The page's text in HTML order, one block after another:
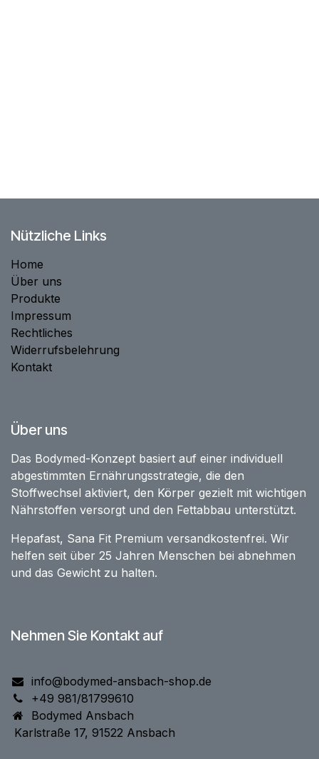
Nützliche Links
Home
Über uns
Produkte
Impressum
Rechtliches
Widerrufsbelehrung
Kontakt
Über uns
Das Bodymed-Konzept basiert auf einer individuell
abgestimmten Ernährungsstrategie, die den
Stoffwechsel aktiviert, den Körper gezielt mit wichtigen
Nährstoffen versorgt und den Fettabbau unterstützt.
Hepafast, Sana Fit Premium versandkostenfrei. Wir
helfen seit über 25 Jahren Menschen bei abnehmen
und das Gewicht zu halten.
Nehmen Sie Kontakt auf
info@bodymed-ansbach-shop.de
+49 981/81799610
Bodymed Ansbach
Karlstraße 17, 91522 Ansbach